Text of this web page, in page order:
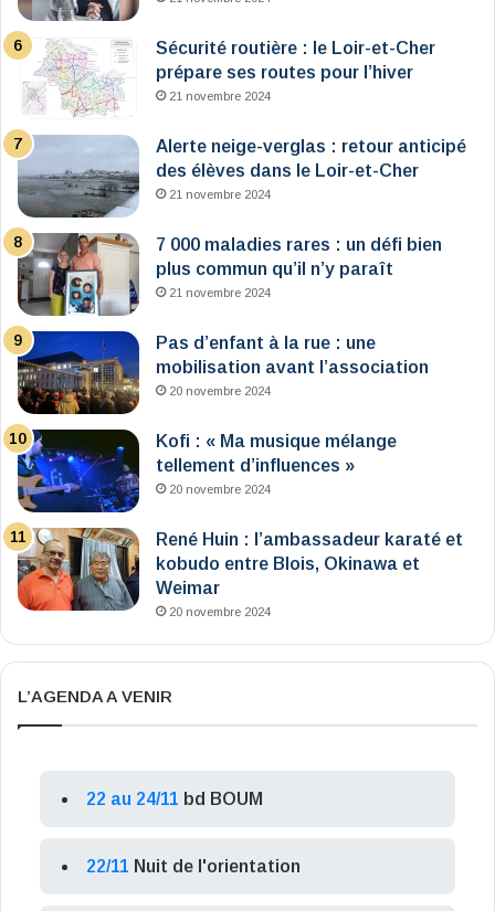
Sécurité routière : le Loir-et-Cher
prépare ses routes pour l’hiver
21 novembre 2024
Alerte neige-verglas : retour anticipé
des élèves dans le Loir-et-Cher
21 novembre 2024
7 000 maladies rares : un défi bien
plus commun qu’il n’y paraît
21 novembre 2024
Pas d’enfant à la rue : une
mobilisation avant l’association
20 novembre 2024
Kofi : « Ma musique mélange
tellement d’influences »
20 novembre 2024
René Huin : l’ambassadeur karaté et
kobudo entre Blois, Okinawa et
Weimar
20 novembre 2024
L’AGENDA A VENIR
22 au 24/11 bd BOUM
22/11 Nuit de l'orientation